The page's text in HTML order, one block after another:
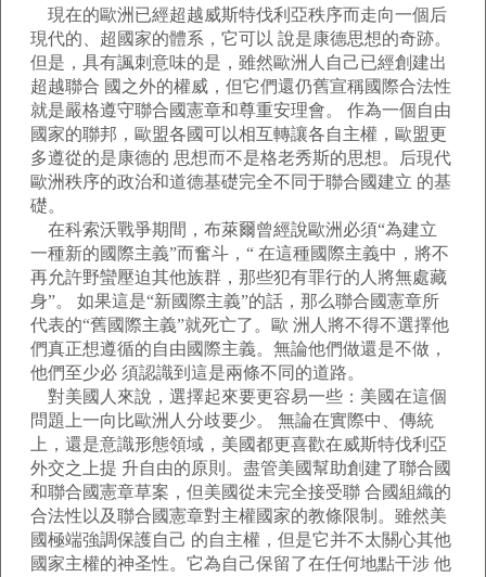
現在的歐洲已經超越威斯特伐利亞秩序而走向一個后
現代的、超國家的體系，它可以 說是康德思想的奇跡。
但是，具有諷刺意味的是，雖然歐洲人自己已經創建出
超越聯合 國之外的權威，但它們還仍舊宣稱國際合法性
就是嚴格遵守聯合國憲章和尊重安理會。 作為一個自由
國家的聯邦，歐盟各國可以相互轉讓各自主權，歐盟更
多遵從的是康德的 思想而不是格老秀斯的思想。后現代
歐洲秩序的政治和道德基礎完全不同于聯合國建立 的基
礎。
在科索沃戰爭期間，布萊爾曾經說歐洲必須“為建立
一種新的國際主義”而奮斗，“ 在這種國際主義中，將不
再允許野蠻壓迫其他族群，那些犯有罪行的人將無處藏
身”。 如果這是“新國際主義”的話，那么聯合國憲章所
代表的“舊國際主義”就死亡了。歐 洲人將不得不選擇他
們真正想遵循的自由國際主義。無論他們做還是不做，
他們至少必 須認識到這是兩條不同的道路。
對美國人來說，選擇起來要更容易一些：美國在這個
問題上一向比歐洲人分歧要少。 無論在實際中、傳統
上，還是意識形態領域，美國都更喜歡在威斯特伐利亞
外交之上提 升自由的原則。盡管美國幫助創建了聯合國
和聯合國憲章草案，但美國從未完全接受聯 合國組織的
合法性以及聯合國憲章對主權國家的教條限制。雖然美
國極端強調保護自己 的自主權，但是它并不太關心其他
國家主權的神圣性。它為自己保留了在任何地點干涉 他